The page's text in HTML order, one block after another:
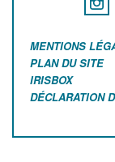
MENTIONS
PLAN DU SITE
IRISBOX
DÉCLARATION